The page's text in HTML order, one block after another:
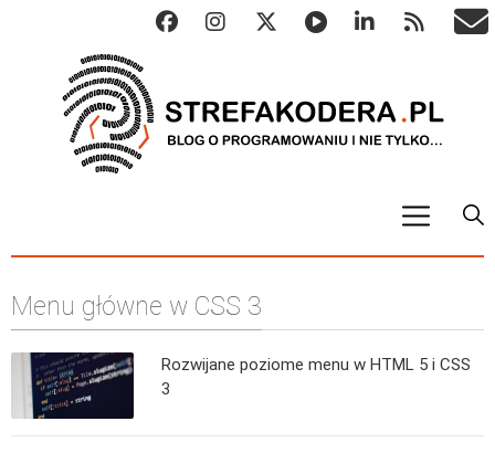
ALGO
Metody numeryczne
Menu główne w CSS 3
Rozwijane poziome menu w HTML 5 i CSS
3